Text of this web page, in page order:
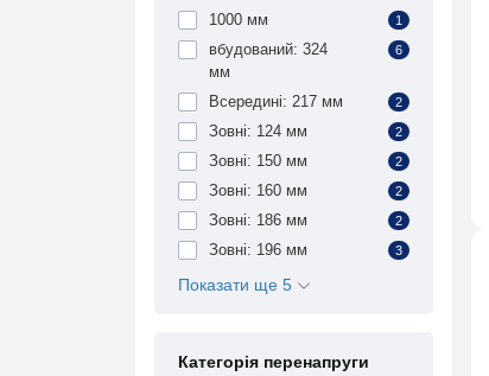
1000 мм 1
вбудований: 324
мм
6
Всередині: 217 мм 2
Зовні: 124 мм 2
Зовні: 150 мм 2
Зовні: 160 мм 2
Зовні: 186 мм 2
Зовні: 196 мм 3
Показати ще 5
Категорія перенапруги